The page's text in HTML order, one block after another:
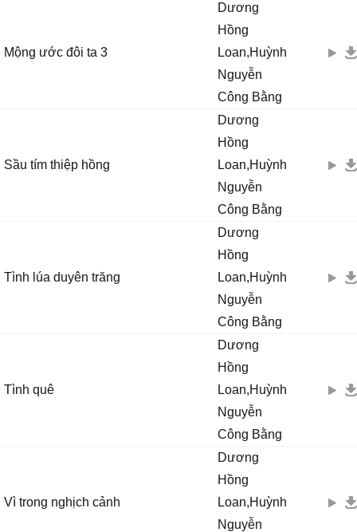
Mộng ước đôi ta 3
Dương
Hồng
Loan,Huỳnh
Nguyễn
Công Bằng
Sầu tím thiệp hồng
Dương
Hồng
Loan,Huỳnh
Nguyễn
Công Bằng
Tình lúa duyên trăng
Dương
Hồng
Loan,Huỳnh
Nguyễn
Công Bằng
Tình quê
Dương
Hồng
Loan,Huỳnh
Nguyễn
Công Bằng
Vì trong nghịch cảnh
Dương
Hồng
Loan,Huỳnh
Nguyễn